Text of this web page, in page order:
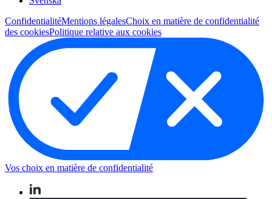
ConfidentialitéMentions légalesChoix en matière de confidentialité
des cookiesPolitique relative aux cookies
Vos choix en matière de confidentialité